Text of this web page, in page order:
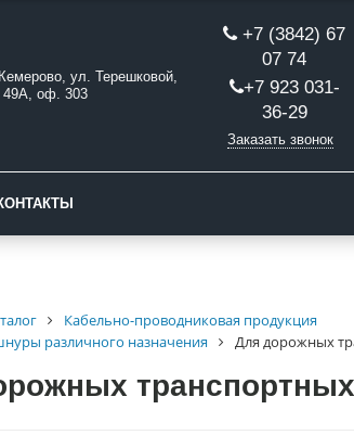
Кемерово, ул. Терешковой,
49А, оф. 303
+7 (3842) 67
07 74
+7 923 031-
36-29
Заказать звонок
Кабельно-проводниковая продукция
различного назначения
Для дорожных